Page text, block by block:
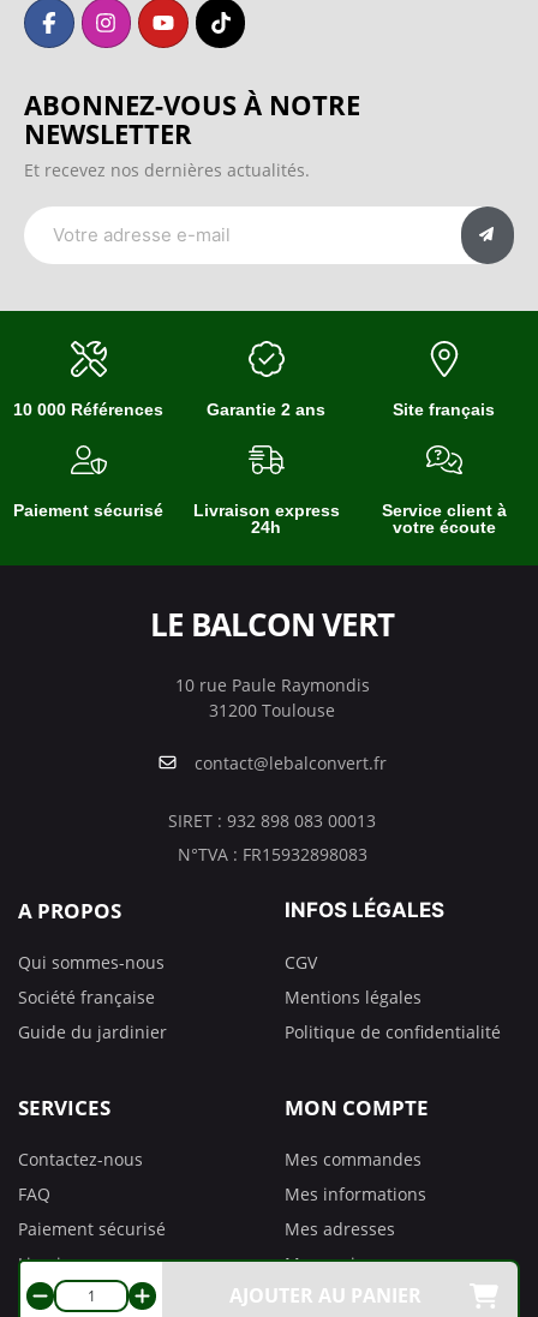
AJOUTER AU PANIER
ABONNEZ-VOUS À NOTRE
NEWSLETTER
Et recevez nos dernières actualités.
10 000 Références Garantie 2 ans Site français
Paiement sécurisé
Livraison express
24h
Service client à
votre écoute
LE BALCON VERT
10 rue Paule Raymondis
31200 Toulouse
contact@lebalconvert.fr
SIRET : 932 898 083 00013
N°TVA : FR15932898083
A PROPOS
Qui sommes-nous
Société française
Guide du jardinier
INFOS LÉGALES
CGV
Mentions légales
Politique de confidentialité
SERVICES
Contactez-nous
FAQ
Paiement sécurisé
Livraison
Retours
MON COMPTE
Mes commandes
Mes informations
Mes adresses
Mes avoirs